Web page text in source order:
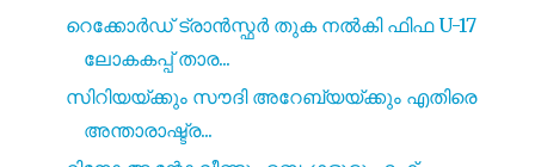
റെക്കോർഡ് ട്രാൻസ്ഫർ തുക നൽകി ഫിഫ U-17
ലോകകപ്പ് താര...
സിറിയയ്ക്കും സൗദി അറേബ്യയ്ക്കും എതിരെ
അന്താരാഷ്ട്ര...